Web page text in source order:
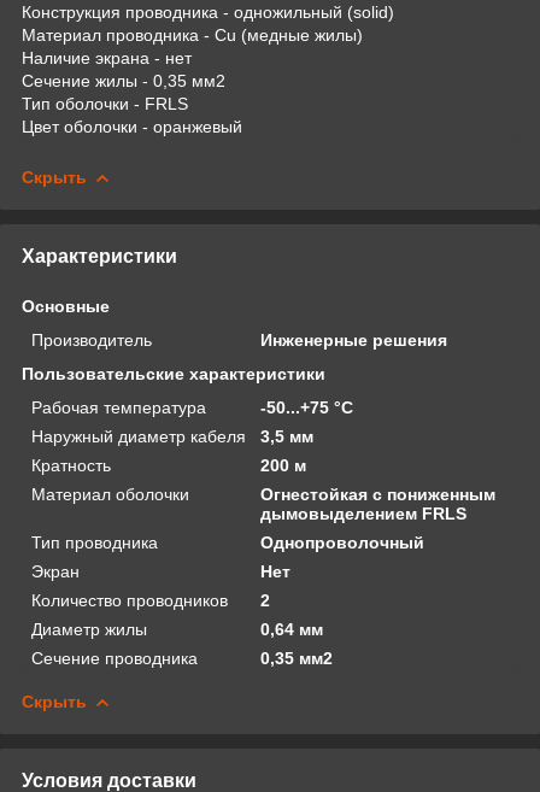
Конструкция проводника - одножильный (solid)
Материал проводника - Cu (медные жилы)
Наличие экрана - нет
Сечение жилы - 0,35 мм2
Тип оболочки - FRLS
Цвет оболочки - оранжевый
Скрыть
Характеристики
Основные
Производитель
Инженерные решения
Пользовательские характеристики
Рабочая температура
-50...+75 °С
Наружный диаметр кабеля
3,5 мм
Кратность
200 м
Материал оболочки
Огнестойкая с пониженным
дымовыделением FRLS
Тип проводника
Однопроволочный
Экран
Нет
Количество проводников
2
Диаметр жилы
0,64 мм
Сечение проводника
0,35 мм2
Скрыть
Условия доставки